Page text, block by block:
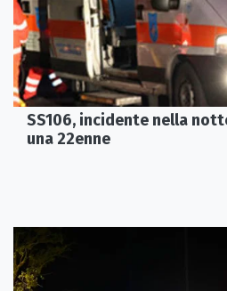
SS106, incidente nella
una 22enne